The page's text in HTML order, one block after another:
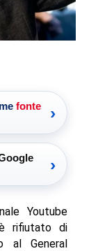
fonte
›
›
Youtube
rifiutato di
al General